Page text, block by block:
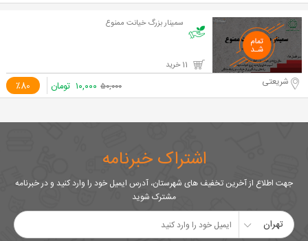
سمینار بزرگ خیانت ممنوع
٪80 شریعتی ۵۰,۰۰۰ ۱۰,۰۰۰ تومان
اشتراک خبرنامه
جهت اطلاع از آخرین تخفیف های شهرستان، آدرس ایمیل خود را وارد کنید و در خبرنامه
مشترک شوید
تهران